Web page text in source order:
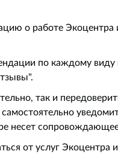
о работе Экоцентра
по каждому
так и
несет
от услуг